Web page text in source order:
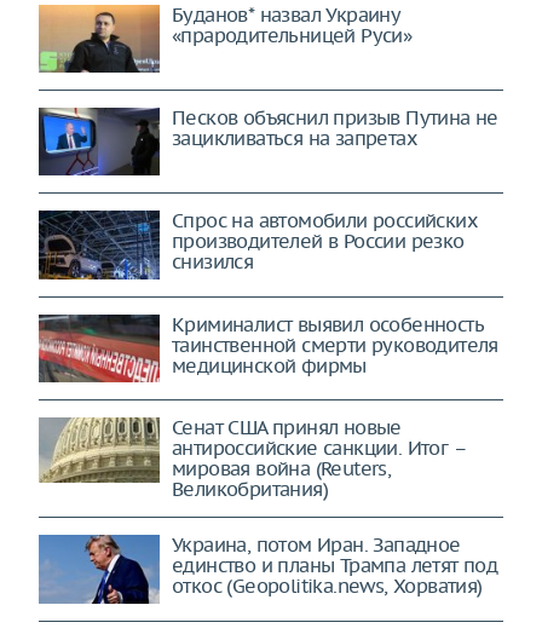
Буданов* назвал Украину
«прародительницей Руси»
Песков объяснил призыв Путина не
зацикливаться на запретах
Спрос на автомобили российских
производителей в России резко
снизился
Криминалист выявил особенность
таинственной смерти руководителя
медицинской фирмы
Сенат США принял новые
антироссийские санкции. Итог –
мировая война (Reuters,
Великобритания)
Украина, потом Иран. Западное
единство и планы Трампа летят под
откос (Geopolitika.news, Хорватия)